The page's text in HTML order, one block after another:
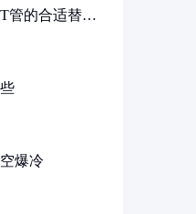
管的合适替代
爆冷